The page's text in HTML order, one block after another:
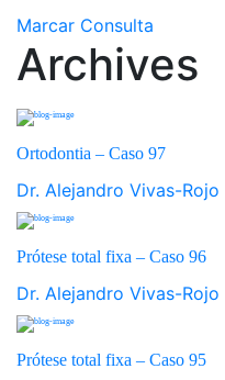
Marcar Consulta
Archives
Ortodontia – Caso 97
Dr. Alejandro Vivas-Rojo
Prótese total fixa – Caso 96
Dr. Alejandro Vivas-Rojo
Prótese total fixa – Caso 95